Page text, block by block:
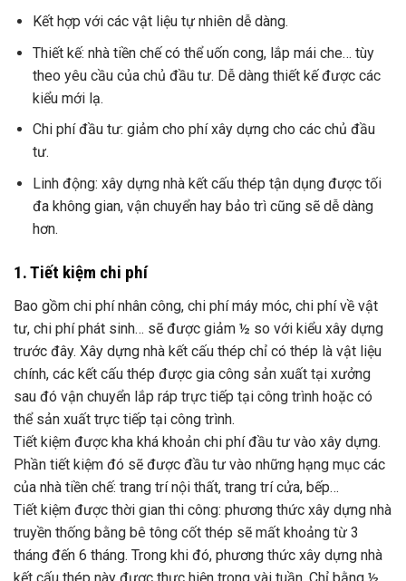
Kết hợp với các vật liệu tự nhiên dễ dàng.
Thiết kế: nhà tiền chế có thể uốn cong, lắp mái che… tùy
theo yêu cầu của chủ đầu tư. Dễ dàng thiết kế được các
kiểu mới lạ.
Chi phí đầu tư: giảm cho phí xây dựng cho các chủ đầu
tư.
Linh động: xây dựng nhà kết cấu thép tận dụng được tối
đa không gian, vận chuyển hay bảo trì cũng sẽ dễ dàng
hơn.
1. Tiết kiệm chi phí
Bao gồm chi phí nhân công, chi phí máy móc, chi phí về vật
tư, chi phí phát sinh… sẽ được giảm ½ so với kiểu xây dựng
trước đây. Xây dựng nhà kết cấu thép chỉ có thép là vật liệu
chính, các kết cấu thép được gia công sản xuất tại xưởng
sau đó vận chuyển lắp ráp trực tiếp tại công trình hoặc có
thể sản xuất trực tiếp tại công trình.
Tiết kiệm được kha khá khoản chi phí đầu tư vào xây dựng.
Phần tiết kiệm đó sẽ được đầu tư vào những hạng mục các
của nhà tiền chế: trang trí nội thất, trang trí cửa, bếp…
Tiết kiệm được thời gian thi công: phương thức xây dựng nhà
truyền thống bằng bê tông cốt thép sẽ mất khoảng từ 3
tháng đến 6 tháng. Trong khi đó, phương thức xây dựng nhà